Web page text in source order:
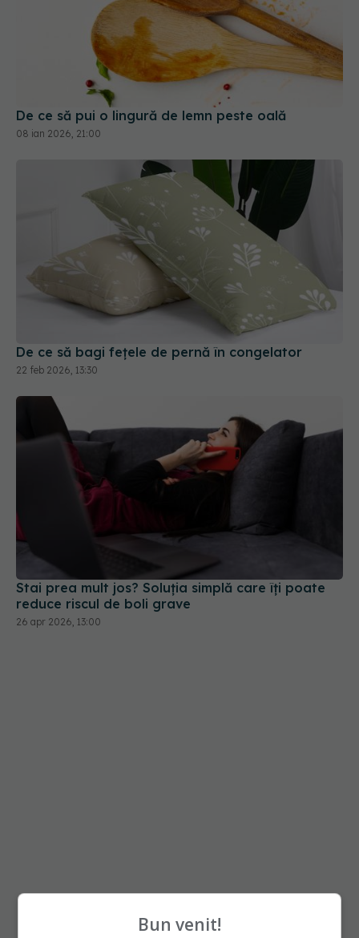
De ce să pui o lingură de lemn peste oală
08 ian 2026, 21:00
De ce să bagi fețele de pernă în congelator
22 feb 2026, 13:30
Stai prea mult jos? Soluția simplă care îți poate
reduce riscul de boli grave
26 apr 2026, 13:00
Bun venit!